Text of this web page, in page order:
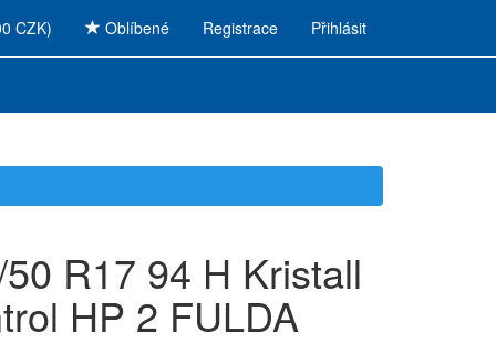
Registrace Přihlásit
CZK) Oblíbené
R17 94 H Kristall
HP 2 FULDA